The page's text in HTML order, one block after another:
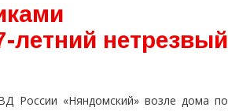
летний нетрезвый
России «Няндомский» возле дома по